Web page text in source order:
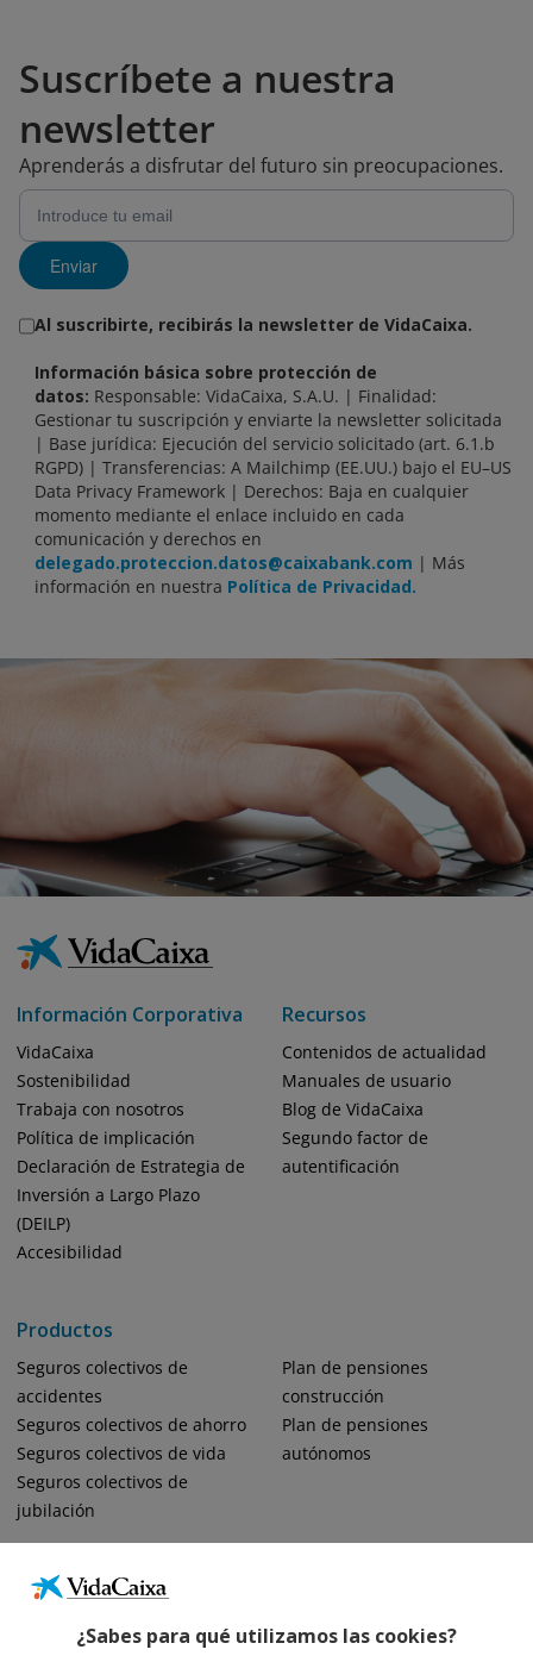
¿Sabes para qué utilizamos las cookies?
Suscríbete a nuestra
newsletter
Aprenderás a disfrutar del futuro sin preocupaciones.
Enviar
Al suscribirte, recibirás la newsletter de VidaCaixa.
Información básica sobre protección de
datos: Responsable: VidaCaixa, S.A.U. | Finalidad:
Gestionar tu suscripción y enviarte la newsletter solicitada
| Base jurídica: Ejecución del servicio solicitado (art. 6.1.b
RGPD) | Transferencias: A Mailchimp (EE.UU.) bajo el EU–US
Data Privacy Framework | Derechos: Baja en cualquier
momento mediante el enlace incluido en cada
comunicación y derechos en
delegado.proteccion.datos@caixabank.com | Más
información en nuestra Política de Privacidad.
Información Corporativa
VidaCaixa
Sostenibilidad
Trabaja con nosotros
Política de implicación
Declaración de Estrategia de
Inversión a Largo Plazo
(DEILP)
Accesibilidad
Productos
Seguros colectivos de
accidentes
Seguros colectivos de ahorro
Seguros colectivos de vida
Seguros colectivos de
jubilación
Plan de pensiones
construcción
Plan de pensiones
autónomos
Recursos
Contenidos de actualidad
Manuales de usuario
Blog de VidaCaixa
Segundo factor de
autentificación